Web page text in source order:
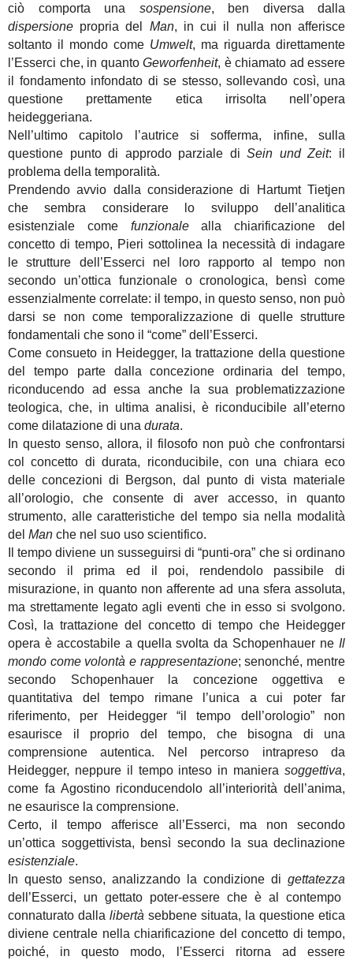
ciò comporta una sospensione, ben diversa dalla
dispersione propria del Man, in cui il nulla non afferisce
soltanto il mondo come Umwelt, ma riguarda direttamente
l’Esserci che, in quanto Geworfenheit, è chiamato ad essere
il fondamento infondato di se stesso, sollevando così, una
questione prettamente etica irrisolta nell’opera
heideggeriana.
Nell’ultimo capitolo l’autrice si sofferma, infine, sulla
questione punto di approdo parziale diSein und Zeit: il
problema della temporalità.
Prendendo avvio dalla considerazione di Hartumt Tietjen
che sembra considerare lo sviluppo dell’analitica
esistenziale come funzionalealla chiarificazione del
concetto di tempo, Pieri sottolinea la necessità di indagare
le strutture dell’Esserci nel loro rapporto al tempo non
secondo un’ottica funzionale o cronologica, bensì come
essenzialmente correlate: il tempo, in questo senso, non può
darsi se non come temporalizzazione di quelle strutture
fondamentali che sono il “come” dell’Esserci.
Come consueto in Heidegger, la trattazione della questione
del tempo parte dalla concezione ordinaria del tempo,
riconducendo ad essa anche la sua problematizzazione
teologica, che, in ultima analisi, è riconducibile all’eterno
come dilatazione di una durata.
In questo senso, allora, il filosofo non può che confrontarsi
col concetto di durata, riconducibile, con una chiara eco
delle concezioni di Bergson, dal punto di vista materiale
all’orologio, che consente di aver accesso, in quanto
strumento, alle caratteristiche del tempo sia nella modalità
del Man che nel suo uso scientifico.
Il tempo diviene un susseguirsi di “punti-ora” che si ordinano
secondo il prima ed il poi, rendendolo passibile di
misurazione, in quanto non afferente ad una sfera assoluta,
ma strettamente legato agli eventi che in esso si svolgono.
Così, la trattazione del concetto di tempo che Heidegger
opera è accostabile a quella svolta da Schopenhauer ne Il
mondo come volontà e rappresentazione; senonché, mentre
secondo Schopenhauer la concezione oggettiva e
quantitativa del tempo rimane l’unica a cui poter far
riferimento, per Heidegger “il tempo dell’orologio” non
esaurisce il proprio del tempo, che bisogna di una
comprensione autentica. Nel percorso intrapreso da
Heidegger, neppure il tempo inteso in maniera soggettiva,
come fa Agostino riconducendolo all’interiorità dell’anima,
ne esaurisce la comprensione.
Certo, il tempo afferisce all’Esserci, ma non secondo
un’ottica soggettivista, bensì secondo la sua declinazione
esistenziale.
In questo senso, analizzando la condizione di gettatezza
dell’Esserci, un gettato poter-essere che è al contempo
connaturato dalla libertà sebbene situata, la questione etica
diviene centrale nella chiarificazione del concetto di tempo,
poiché, in questo modo, l’Esserci ritorna ad essere